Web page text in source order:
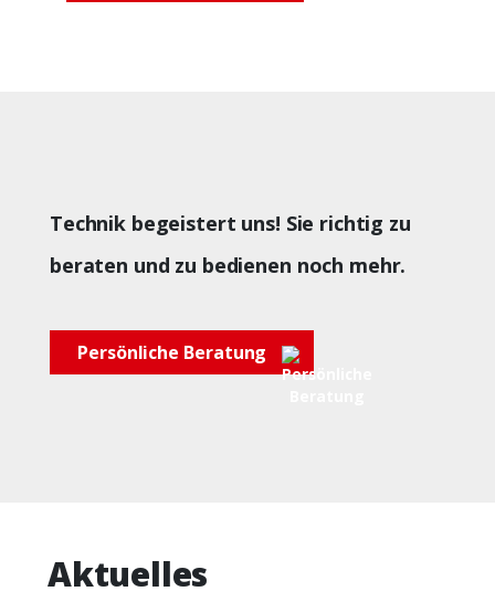
Technik begeistert uns! Sie richtig zu
beraten und zu bedienen noch mehr.
Persönliche Beratung
Aktuelles